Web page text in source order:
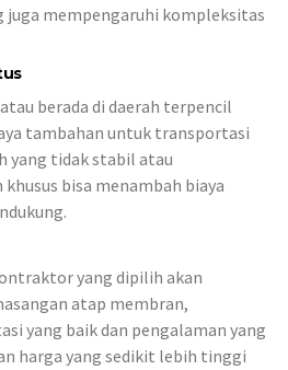
juga mempengaruhi kompleksitas
berada di daerah terpencil
tambahan untuk transportasi
yang tidak stabil atau
bisa menambah biaya
yang dipilih akan
atap membran,
yang baik dan pengalaman yang
harga yang sedikit lebih tinggi